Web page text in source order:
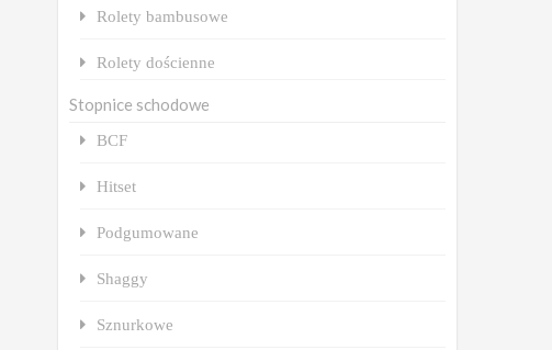
Rolety bambusowe
Rolety dościenne
Stopnice schodowe
BCF
Hitset
Podgumowane
Shaggy
Sznurkowe